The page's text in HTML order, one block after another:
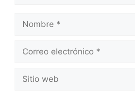
Nombre
Correo
Sitio
web